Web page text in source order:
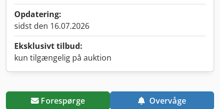
Opdatering:
sidst den 16.07.2026
Eksklusivt tilbud:
kun tilgængelig på auktion
Forespørge Overvåge